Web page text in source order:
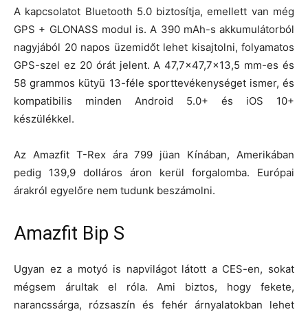
A kapcsolatot Bluetooth 5.0 biztosítja, emellett van még
GPS + GLONASS modul is. A 390 mAh-s akkumulátorból
nagyjából 20 napos üzemidőt lehet kisajtolni, folyamatos
GPS-szel ez 20 órát jelent. A 47,7×47,7×13,5 mm-es és
58 grammos kütyü 13-féle sporttevékenységet ismer, és
kompatibilis minden Android 5.0+ és iOS 10+
készülékkel.
Az Amazfit T-Rex ára 799 jüan Kínában, Amerikában
pedig 139,9 dolláros áron kerül forgalomba. Európai
árakról egyelőre nem tudunk beszámolni.
Amazfit Bip S
Ugyan ez a motyó is napvilágot látott a CES-en, sokat
mégsem árultak el róla. Ami biztos, hogy fekete,
narancssárga, rózsaszín és fehér árnyalatokban lehet